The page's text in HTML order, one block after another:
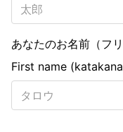
あなたのお名前（フ
First name